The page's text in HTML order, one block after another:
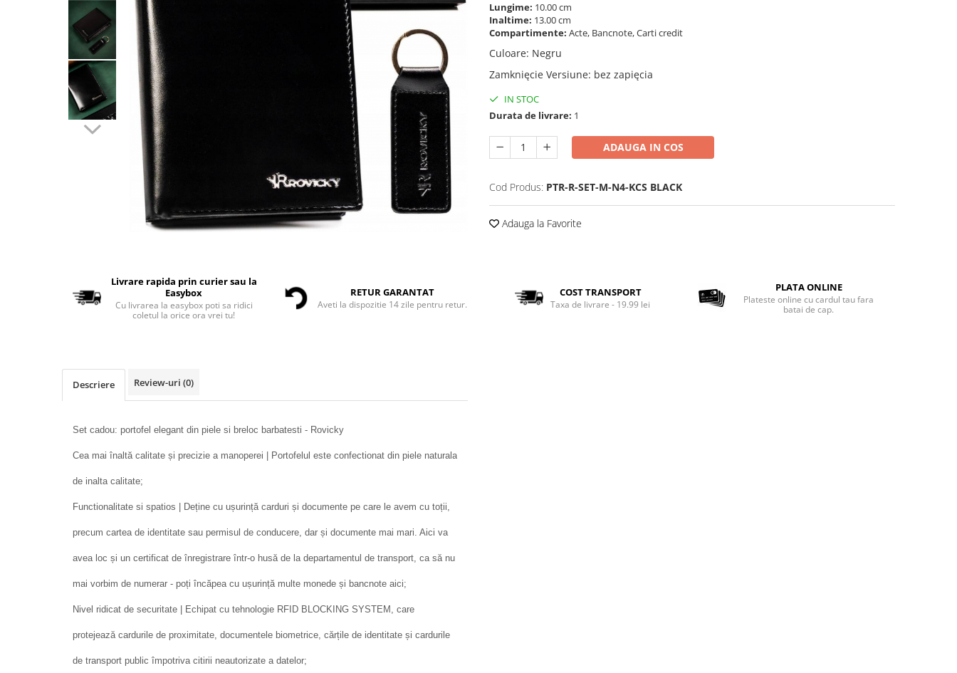
Lungime: 10.00 cm
Inaltime: 13.00 cm
Compartimente: Acte, Bancnote, Carti credit
Culoare: Negru
Zamknięcie Versiune: bez zapięcia
IN STOC
Durata de livrare: 1
ADAUGA IN COS
Cod Produs: PTR-R-SET-M-N4-KCS BLACK
Adauga la Favorite
Livrare rapida prin curier sau la
Easybox
Cu livrarea la easybox poti sa ridici
coletul la orice ora vrei tu!
RETUR GARANTAT
Aveti la dispozitie 14 zile pentru retur.
COST TRANSPORT
Taxa de livrare - 19.99 lei
PLATA ONLINE
Plateste online cu cardul tau fara
batai de cap.
Descriere Review-uri (0)
Set cadou: portofel elegant din piele si breloc barbatesti - Rovicky
Cea mai înaltă calitate și precizie a manoperei | Portofelul este confectionat din piele naturala
de inalta calitate;
Functionalitate si spatios | Deține cu ușurință carduri și documente pe care le avem cu toții,
precum cartea de identitate sau permisul de conducere, dar și documente mai mari. Aici va
avea loc și un certificat de înregistrare într-o husă de la departamentul de transport, ca să nu
mai vorbim de numerar - poți încăpea cu ușurință multe monede și bancnote aici;
Nivel ridicat de securitate | Echipat cu tehnologie RFID BLOCKING SYSTEM, care
protejează cardurile de proximitate, documentele biometrice, cărțile de identitate și cardurile
de transport public împotriva citirii neautorizate a datelor;